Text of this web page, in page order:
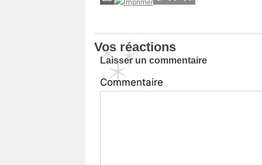
Vos réactions
Laisser un commentaire
Commentaire